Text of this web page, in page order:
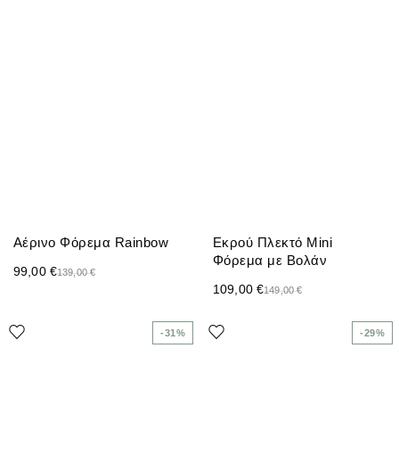
Αέρινο Φόρεμα Rainbow
139,00€
99,00 €
Εκρού Πλεκτό Mini
Φόρεμα με Βολάν
149,00€
109,00 €
-31% -29%